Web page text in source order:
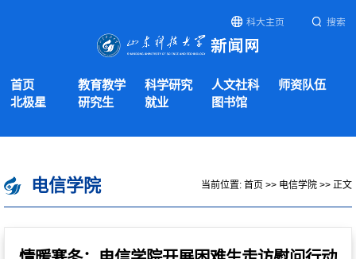
科大主页 搜索
首页 教育教学 科学研究 人文社科
师资队伍
北极星
研究生 就业 图书馆
电信学院 当前位置: 首页 >> 电信学院 >> 正文